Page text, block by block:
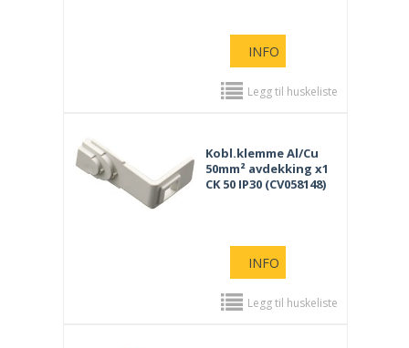
INFO
Legg til huskeliste
Kobl.klemme Al/Cu
50mm² avdekking x1
CK 50 IP30 (CV058148)
INFO
Legg til huskeliste